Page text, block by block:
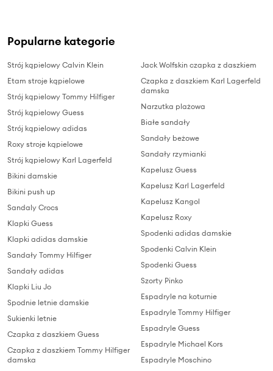
Popularne kategorie
Strój kąpielowy Calvin Klein
Etam stroje kąpielowe
Strój kąpielowy Tommy Hilfiger
Strój kąpielowy Guess
Strój kąpielowy adidas
Roxy stroje kąpielowe
Strój kąpielowy Karl Lagerfeld
Bikini damskie
Bikini push up
Sandaly Crocs
Klapki Guess
Klapki adidas damskie
Sandały Tommy Hilfiger
Sandały adidas
Klapki Liu Jo
Spodnie letnie damskie
Sukienki letnie
Czapka z daszkiem Guess
Czapka z daszkiem Tommy Hilfiger
damska
Jack Wolfskin czapka z daszkiem
Czapka z daszkiem Karl Lagerfeld
damska
Narzutka plażowa
Białe sandały
Sandały beżowe
Sandały rzymianki
Kapelusz Guess
Kapelusz Karl Lagerfeld
Kapelusz Kangol
Kapelusz Roxy
Spodenki adidas damskie
Spodenki Calvin Klein
Spodenki Guess
Szorty Pinko
Espadryle na koturnie
Espadryle Tommy Hilfiger
Espadryle Guess
Espadryle Michael Kors
Espadryle Moschino